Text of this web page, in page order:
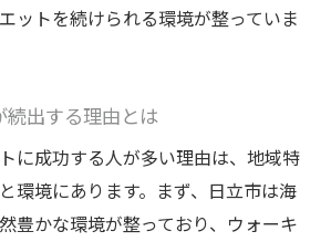
ットを続けられる環境が整っていま
続出する理由とは
に成功する人が多い理由は、地域特
環境にあります。まず、日立市は海
豊かな環境が整っており、ウォーキ